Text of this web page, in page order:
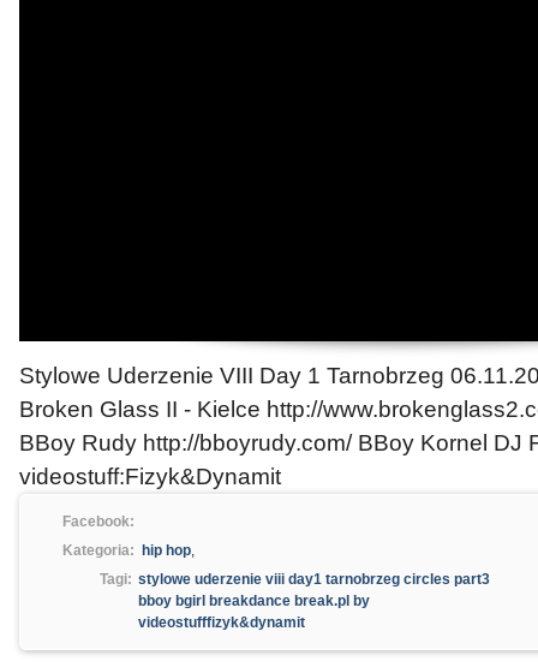
Stylowe Uderzenie VIII Day 1 Tarnobrzeg
Broken Glass II - Kielce http://
BBoy Rudy http://bboyrudy.com/ BBoy Kornel DJ
videostuff:Fizyk&Dynamit
Facebook:
Kategoria:
hip hop,
Tagi: stylowe uderzenie viii day1 tarnobrzeg circles part3
bboy bgirl breakdance break.pl by
videostufffizyk&dynamit